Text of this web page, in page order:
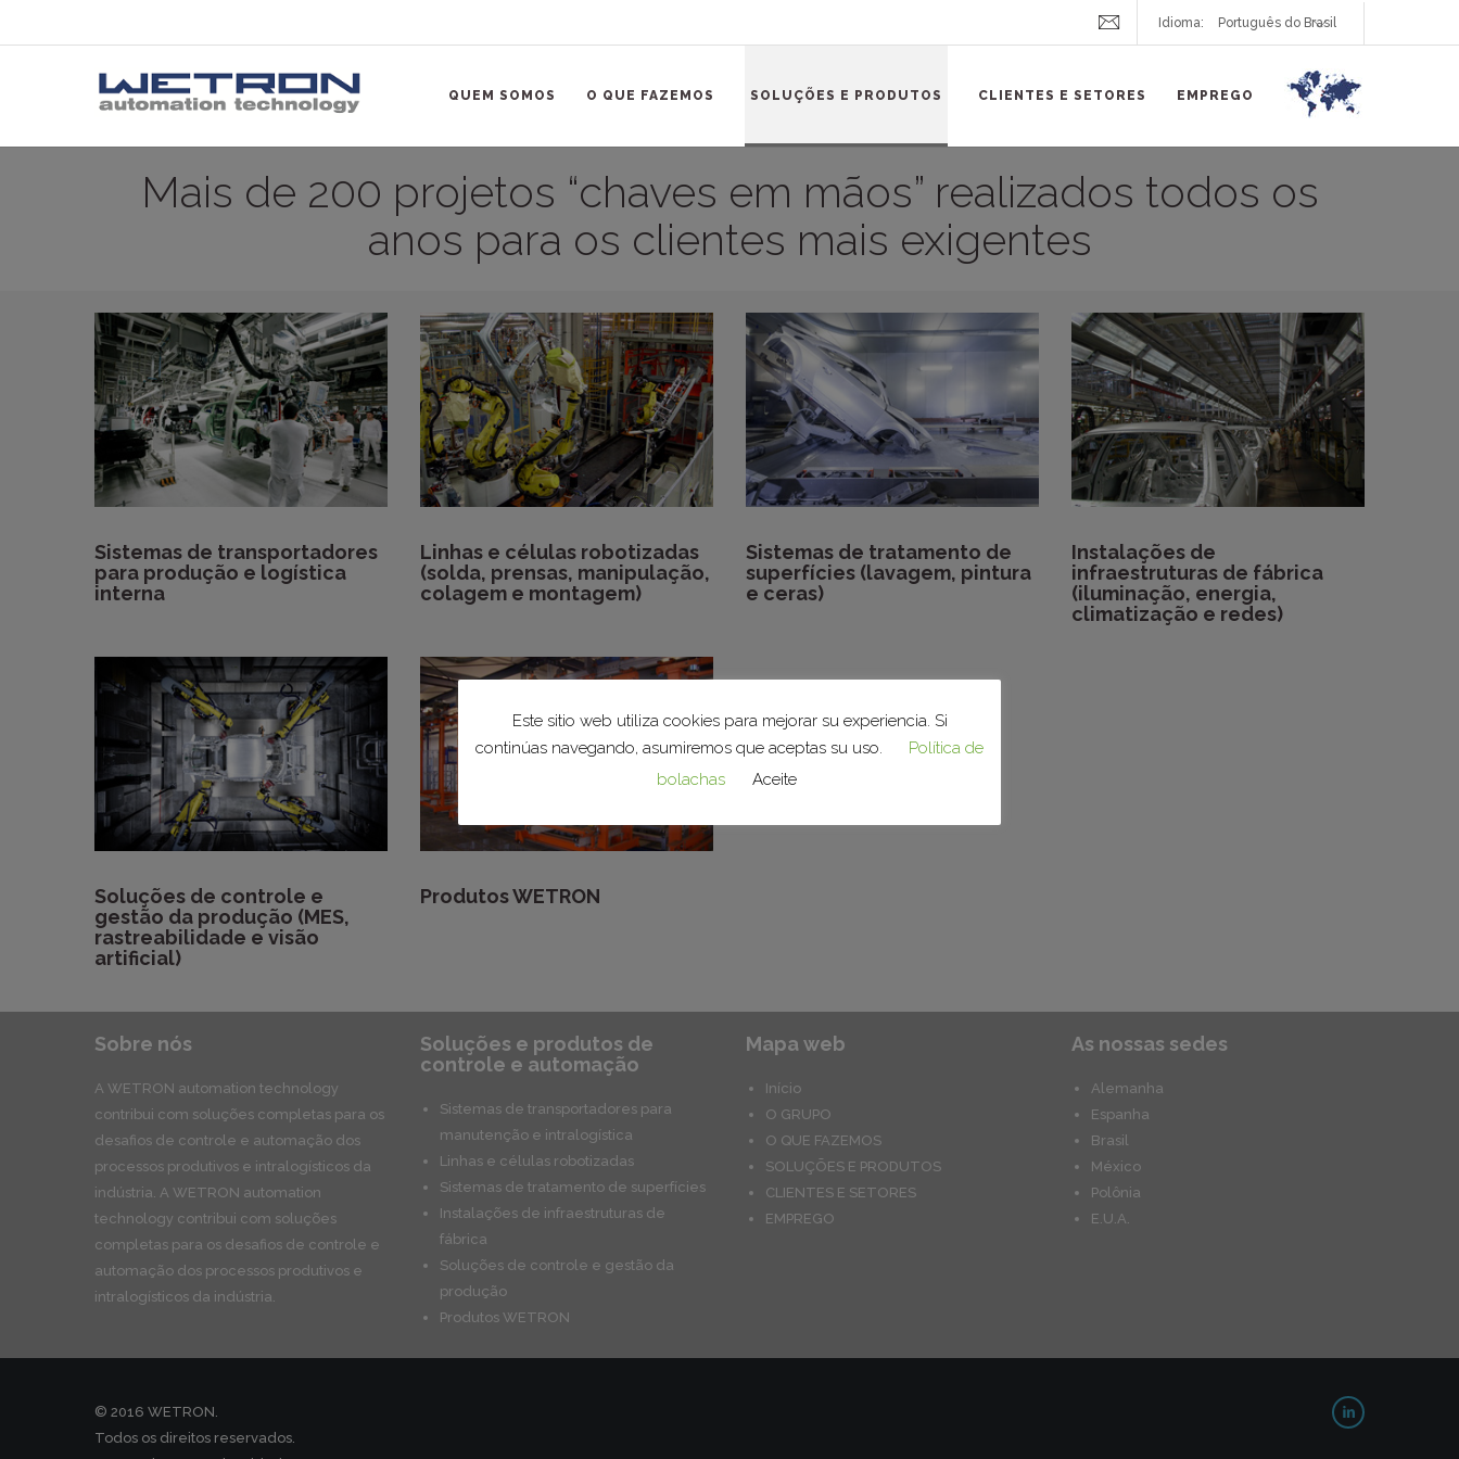
Idioma:
QUEM SOMOS O QUE FAZEMOS SOLUÇÕES E PRODUTOS CLIENTES E SETORES EMPREGO
Mais de 200 projetos “chaves em mãos” realizados todos os
anos para os clientes mais exigentes
Sistemas de transportadores
para produção e logística
interna
Linhas e células robotizadas
(solda, prensas, manipulação,
colagem e montagem)
Sistemas de tratamento de
superfícies (lavagem, pintura
e ceras)
Instalações de
infraestruturas de fábrica
(iluminação, energia,
climatização e redes)
Soluções de controle e
gestão da produção (MES,
rastreabilidade e visão
artificial)
Produtos WETRON
Sobre nós
A WETRON automation technology
contribui com soluções completas para os
desafios de controle e automação dos
processos produtivos e intralogísticos da
indústria. A WETRON automation
technology contribui com soluções
completas para os desafios de controle e
automação dos processos produtivos e
intralogísticos da indústria.
Soluções e produtos de
controle e automação
Sistemas de transportadores para
manutenção e intralogística
Linhas e células robotizadas
Sistemas de tratamento de superfícies
Instalações de infraestruturas de
fábrica
Soluções de controle e gestão da
produção
Produtos WETRON
Mapa web
Início
O GRUPO
O QUE FAZEMOS
SOLUÇÕES E PRODUTOS
CLIENTES E SETORES
EMPREGO
As nossas sedes
Alemanha
Espanha
Brasil
México
Polônia
E.U.A.
© 2016 WETRON.
Todos os direitos reservados.
Este sitio web utiliza cookies para mejorar su experiencia. Si
continúas navegando, asumiremos que aceptas su uso.
Política de
bolachas
Aceite